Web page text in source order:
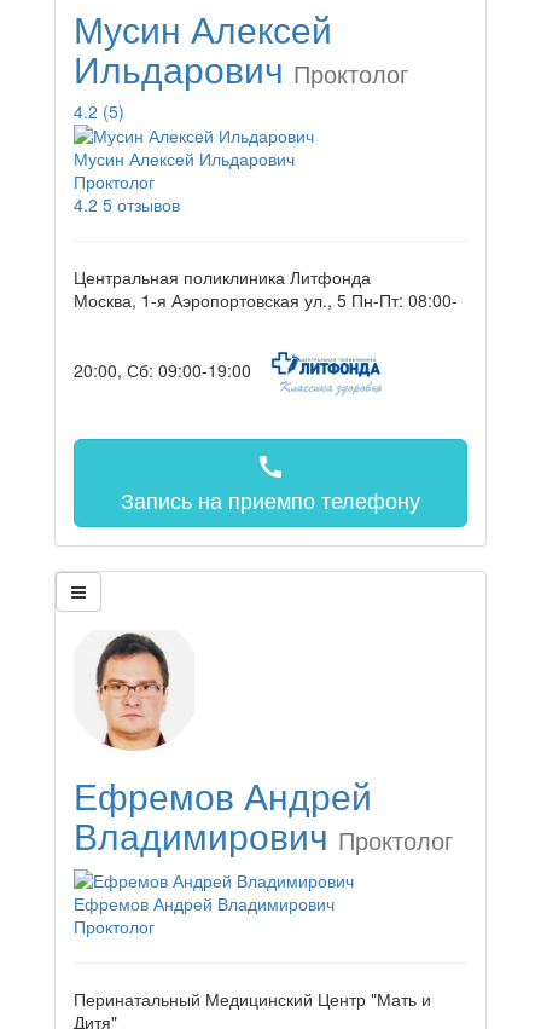
Мусин Алексей
Ильдарович Проктолог
4.2 (5)
Мусин Алексей Ильдарович
Проктолог
4.2 5 отзывов
Центральная поликлиника Литфонда
Москва, 1-я Аэропортовская ул., 5 Пн-Пт: 08:00-
20:00, Сб: 09:00-19:00
call
Запись на приемпо телефону
Ефремов Андрей
Владимирович Проктолог
Ефремов Андрей Владимирович
Проктолог
Перинатальный Медицинский Центр "Мать и
Дитя"